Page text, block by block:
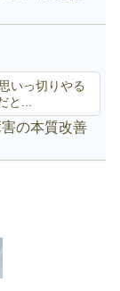
いっ切りやる
と...
の本質改善